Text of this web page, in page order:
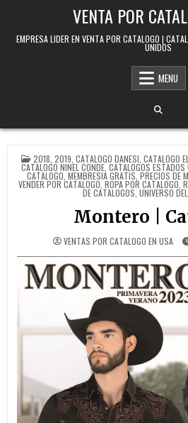
VENTA POR
EMPRESA LIDER EN VENTA POR CATALOGO |
UNIDOS
MENU
POSTED IN
2018 2019 CATALOGO DANESI CATALOGO
CATALOGO NINEL CONDE CATALOGOS ESTADOS
CATALOGO MEMBRESIA GRATIS PRECIOS DE
VENDER POR CATALOGO ROPA POR CATALOGO
DE CATALOGOS UNIVERSO
Montero |
VENTAS POR CATALOGO EN USA